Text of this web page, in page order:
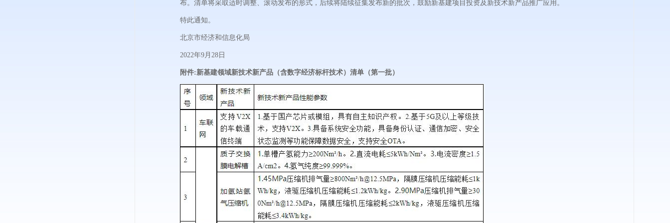
布。清单将采取适时调整、滚动发布的形式，后续将陆续征集发布新的批次，鼓励新基建项目投资及新技术新产品推广应用。
特此通知。
北京市经济和信息化局
2022年9月28日
附件:新基建领域新技术新产品（含数字经济标杆技术）清单（第一批）